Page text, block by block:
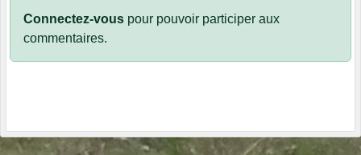
Connectez-vous pour pouvoir participer aux
commentaires.